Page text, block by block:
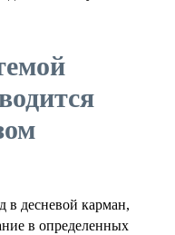
в десневой карман,
в определенных